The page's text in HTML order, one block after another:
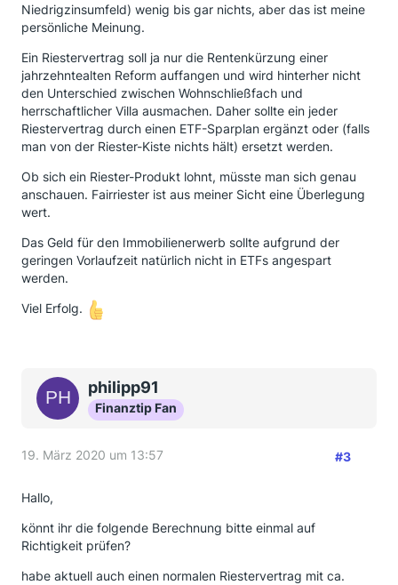
Niedrigzinsumfeld) wenig bis gar nichts, aber das ist meine
persönliche Meinung.
Ein Riestervertrag soll ja nur die Rentenkürzung einer
jahrzehntealten Reform auffangen und wird hinterher nicht
den Unterschied zwischen Wohnschließfach und
herrschaftlicher Villa ausmachen. Daher sollte ein jeder
Riestervertrag durch einen ETF-Sparplan ergänzt oder (falls
man von der Riester-Kiste nichts hält) ersetzt werden.
Ob sich ein Riester-Produkt lohnt, müsste man sich genau
anschauen. Fairriester ist aus meiner Sicht eine Überlegung
wert.
Das Geld für den Immobilienerwerb sollte aufgrund der
geringen Vorlaufzeit natürlich nicht in ETFs angespart
werden.
Viel Erfolg.
philipp91
Finanztip Fan
19. März 2020 um 13:57 #3
Hallo,
könnt ihr die folgende Berechnung bitte einmal auf
Richtigkeit prüfen?
habe aktuell auch einen normalen Riestervertrag mit ca.